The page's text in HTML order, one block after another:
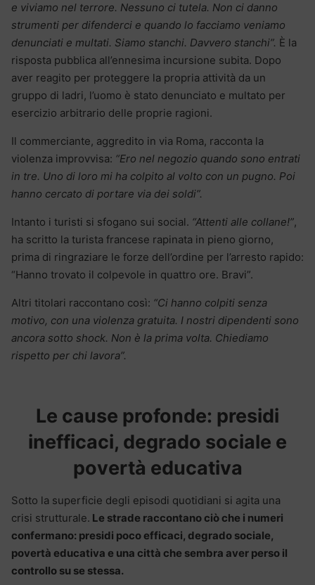
e viviamo nel terrore. Nessuno ci tutela. Non ci danno
strumenti per difenderci e quando lo facciamo veniamo
denunciati e multati. Siamo stanchi. Davvero stanchi”. È la
risposta pubblica all’ennesima incursione subita. Dopo
aver reagito per proteggere la propria attività da un
gruppo di ladri, l’uomo è stato denunciato e multato per
esercizio arbitrario delle proprie ragioni.
Il commerciante, aggredito in via Roma, racconta la
violenza improvvisa: “Ero nel negozio quando sono entrati
in tre. Uno di loro mi ha colpito al volto con un pugno. Poi
hanno cercato di portare via dei soldi”.
Intanto i turisti si sfogano sui social. “Attenti alle collane!”,
ha scritto la turista francese rapinata in pieno giorno,
prima di ringraziare le forze dell’ordine per l’arresto rapido:
“Hanno trovato il colpevole in quattro ore. Bravi”.
Altri titolari raccontano così: “Ci hanno colpiti senza
motivo, con una violenza gratuita. I nostri dipendenti sono
ancora sotto shock. Non è la prima volta. Chiediamo
rispetto per chi lavora”.
Le cause profonde: presidi
inefficaci, degrado sociale e
povertà educativa
Sotto la superficie degli episodi quotidiani si agita una
crisi strutturale. Le strade raccontano ciò che i numeri
confermano: presidi poco efficaci, degrado sociale,
povertà educativa e una città che sembra aver perso il
controllo su se stessa.